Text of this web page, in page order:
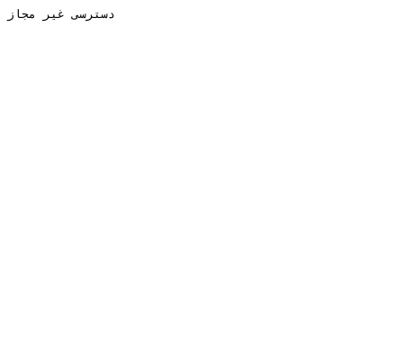
دسترسی غیر مجاز